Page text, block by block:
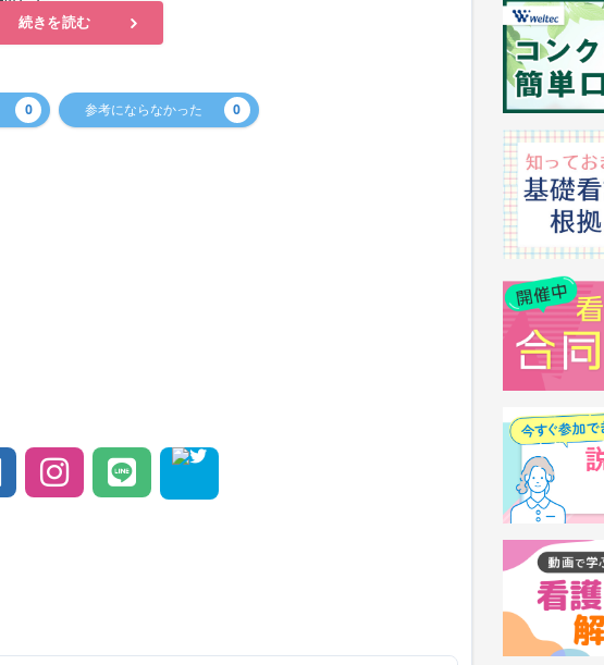
続きを読む
0 参考にならなかった 0